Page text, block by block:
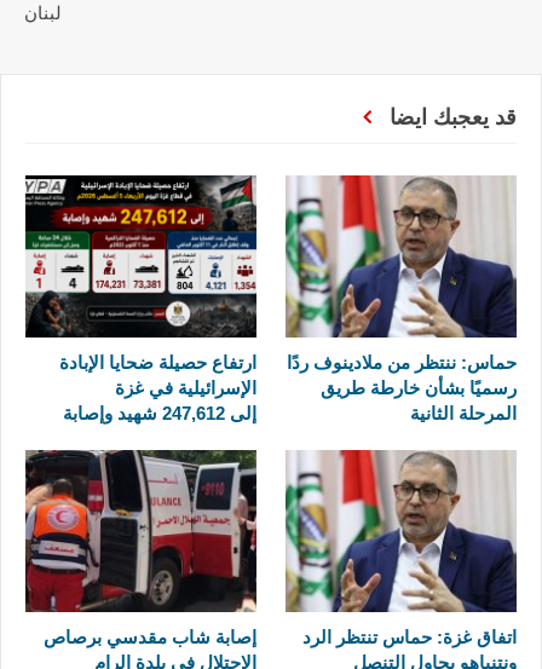
لبنان
قد يعجبك ايضا
حماس: ننتظر من ملادينوف ردًا
رسميًا بشأن خارطة طريق
المرحلة الثانية
ارتفاع حصيلة ضحايا الإبادة
الإسرائيلية في غزة
إلى 247,612 شهيد وإصابة
اتفاق غزة: حماس تنتظر الرد
ونتنياهو يحاول التنصل
إصابة شاب مقدسي برصاص
الاحتلال في بلدة الرام